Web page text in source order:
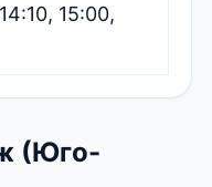
15:00,
(Юго-